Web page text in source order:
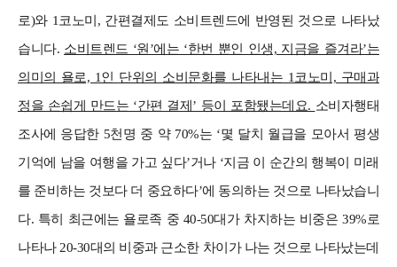
로)와 1코노미, 간편결제도 소비트렌드에 반영된 것으로 나타났
습니다. 소비트렌드 ‘원’에는 ‘한번 뿐인 인생, 지금을 즐겨라’는
의미의 욜로, 1인 단위의 소비문화를 나타내는 1코노미, 구매과
정을 손쉽게 만드는 ‘간편 결제’ 등이 포함됐는데요. 소비자행태
조사에 응답한 5천명 중 약 70%는 ‘몇 달치 월급을 모아서 평생
기억에 남을 여행을 가고 싶다’거나 ‘지금 이 순간의 행복이 미래
를 준비하는 것보다 더 중요하다’에 동의하는 것으로 나타났습니
다. 특히 최근에는 욜로족 중 40-50대가 차지하는 비중은 39%로
나타나 20-30대의 비중과 근소한 차이가 나는 것으로 나타났는데